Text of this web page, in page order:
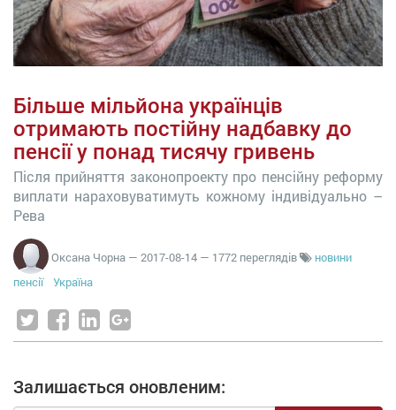
Більше мільйона українців
отримають постійну надбавку до
пенсії у понад тисячу гривень
Після прийняття законопроекту про пенсійну реформу
виплати нараховуватимуть кожному індивідуально –
Рева
Оксана Чорна — 2017-08-14 — 1772 переглядів
новини
пенсії
Україна
Залишається оновленим: